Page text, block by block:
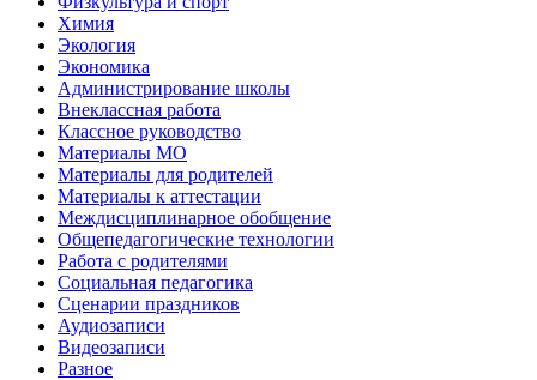
Химия
Экология
Экономика
Администрирование школы
Внеклассная работа
Классное руководство
Материалы МО
Материалы для родителей
Материалы к аттестации
Междисциплинарное обобщение
Общепедагогические технологии
Работа с родителями
Социальная педагогика
Сценарии праздников
Аудиозаписи
Видеозаписи
Разное